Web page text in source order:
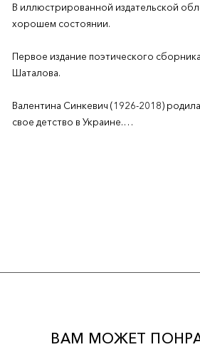
В иллюстрированной издательской
хорошем состоянии.
Первое издание поэтического
Шаталова.
Валентина Синкевич (1926-2018)
свое детство в Украине.
«остарбайтера» (вывезена в трудовой
окончания войны до 1950 находилась в
перемещённых лиц во Фленсбурге и
жила в США, в Филадельфии,
ВАМ МОЖЕТ